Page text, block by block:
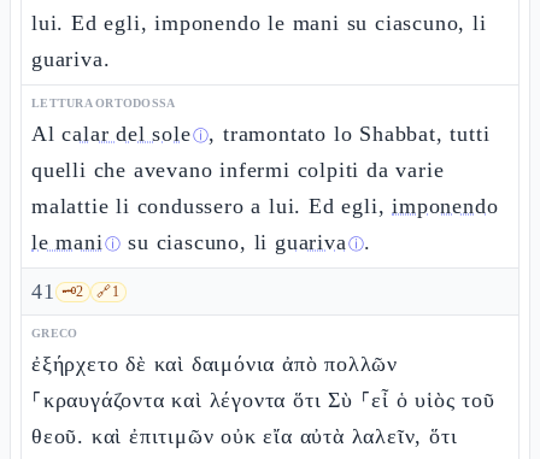
lui. Ed egli, imponendo le mani su ciascuno, li
guariva.
LETTURA ORTODOSSA
Alcalar del soleⓘ, tramontato lo Shabbat, tutti
quelli che avevano infermi colpiti da varie
malattie li condussero a lui. Ed egli,imponendo
le maniⓘ su ciascuno, li guarivaⓘ.
41 🗝️2 🔗1
GRECO
ἐξήρχετο δὲ καὶ δαιμόνια ἀπὸ πολλῶν
⸀κραυγάζοντα καὶ λέγοντα ὅτι Σὺ ⸀εἶ ὁ υἱὸς τοῦ
θεοῦ. καὶ ἐπιτιμῶν οὐκ εἴα αὐτὰ λαλεῖν, ὅτι